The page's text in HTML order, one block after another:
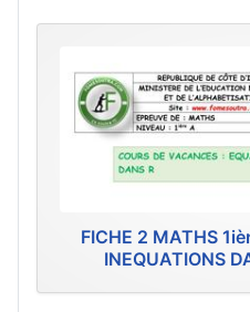
FICHE 2 MATHS
INEQUATIONS